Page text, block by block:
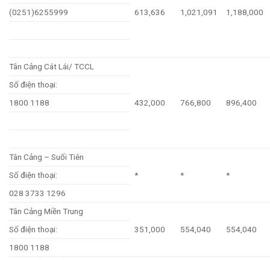
613,636 1,021,091 1,188,000
(0251)6255999
Tân Cảng Cát Lái/ TCCL
432,000 766,800 896,400
Số điện thoại:
1800 1188
Tân Cảng – Suối Tiên
*
* *
Số điện thoại:
028 3733 1296
Tân Cảng Miền Trung
351,000
554,040 554,040
Số điện thoại:
1800 1188